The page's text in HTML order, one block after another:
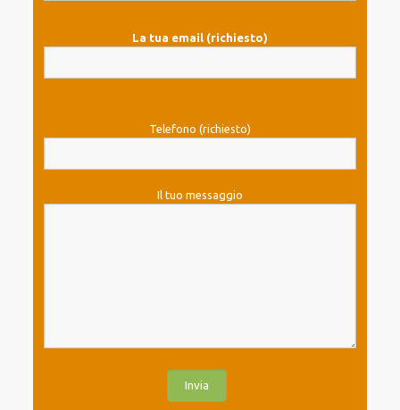
La tua email (richiesto)
Telefono (richiesto)
Il tuo messaggio